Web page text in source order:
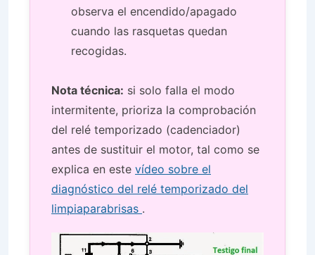
observa el encendido/apagado
cuando las rasquetas quedan
recogidas.
Nota técnica: si solo falla el modo
intermitente, prioriza la comprobación
del relé temporizado (cadenciador)
antes de sustituir el motor, tal como se
explica en este vídeo sobre el
diagnóstico del relé temporizado del
limpiaparabrisas .